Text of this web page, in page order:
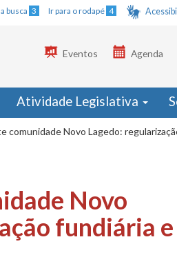
busca 3 Ir para o rodapé 4
Eventos Agenda
Atividade Legislativa
comunidade Novo Lagedo:
Novo
fundiária e